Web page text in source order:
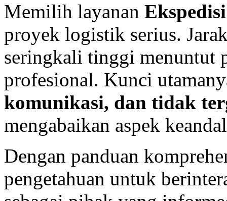
Memilih layanan
proyek logistik serius.
seringkali tinggi menuntut
profesional. Kunci
komunikasi, dan tidak
mengabaikan aspek
Dengan panduan
pengetahuan untuk